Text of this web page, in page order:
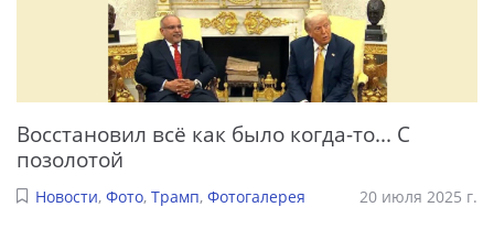
Восстановил всё как было когда-то... С
позолотой
Новости, Фото, Трамп, Фотогалерея 20 июля 2025 г.